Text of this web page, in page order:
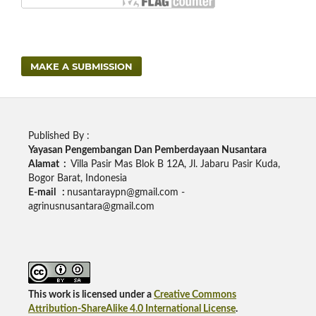
MAKE A SUBMISSION
Published By :
Yayasan Pengembangan Dan Pemberdayaan Nusantara
Alamat : Villa Pasir Mas Blok B 12A, Jl. Jabaru Pasir Kuda,
Bogor Barat, Indonesia
E-mail : nusantaraypn@gmail.com -
agrinusnusantara@gmail.com
This work is licensed under a Creative Commons
Attribution-ShareAlike 4.0 International License.